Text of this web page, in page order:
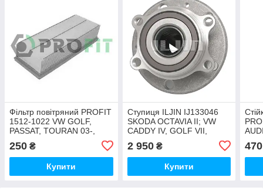
Фільтр повітряний PROFIT
1512-1022 VW GOLF,
PASSAT, TOURAN 03-,
250 ₴
Купити
Ступиця ILJIN IJ133046
SKODA OCTAVIA II; VW
CADDY IV, GOLF VII,
PASSAT, TIGUAN FRONT
(L/R)
2 950₴
Купити
470